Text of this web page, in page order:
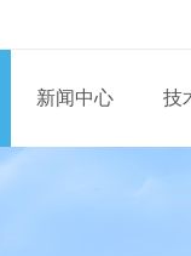
新闻中心 技